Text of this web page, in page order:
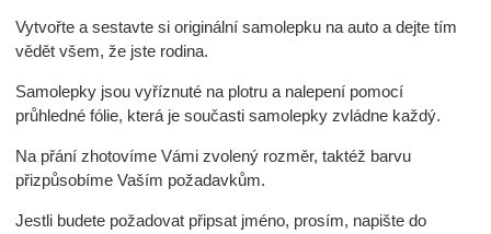
Vytvořte a sestavte si originální samolepku na auto a dejte tím
vědět všem, že jste rodina.
Samolepky jsou vyříznuté na plotru a nalepení pomocí
průhledné fólie, která je současti samolepky zvládne každý.
Na přání zhotovíme Vámi zvolený rozměr, taktéž barvu
přizpůsobíme Vaším požadavkům.
Jestli budete požadovat připsat jméno, prosím, napište do